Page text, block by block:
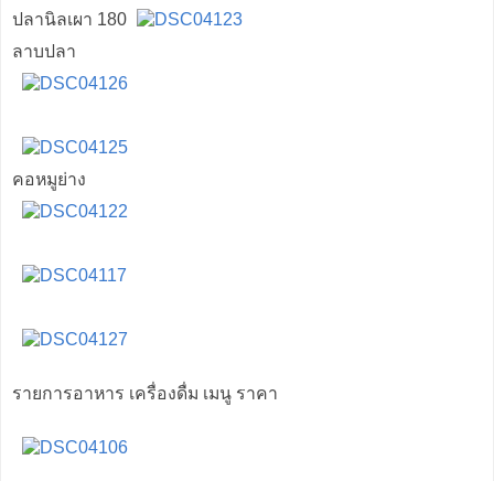
ปลานิลเผา 180
ลาบปลา
คอหมูย่าง
รายการอาหาร เครื่องดื่ม เมนู ราคา